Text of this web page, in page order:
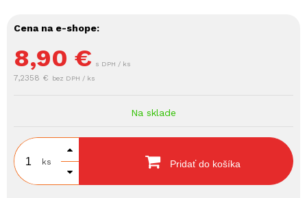
Cena na e-shope:
8,90 € s DPH / ks
7,2358 € bez DPH / ks
Na sklade
ks Pridať do košíka